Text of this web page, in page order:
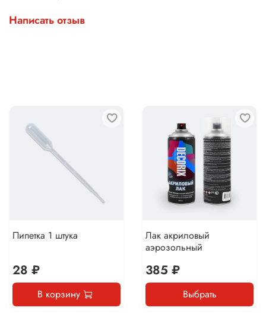
Написать отзыв
Пипетка 1 штука
28 ₽
В корзину
Лак акриловый
аэрозольный
385 ₽
Выбрать